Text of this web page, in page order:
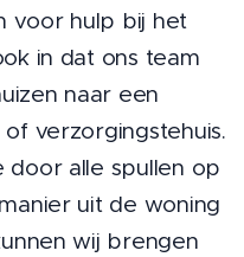
voor hulp bij het
in dat ons team
naar een
verzorgingstehuis.
door alle spullen op
uit de woning
wij brengen